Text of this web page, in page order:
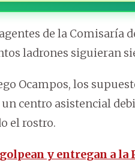
de la Comisaría
ladrones siguieran
Ocampos, los
centro asistencial
el rostro.
y entregan a la